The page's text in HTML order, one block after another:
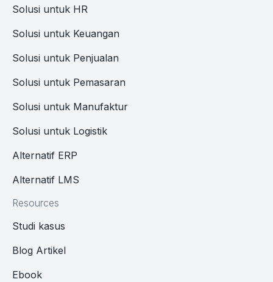
Solusi untuk HR
Solusi untuk Keuangan
Solusi untuk Penjualan
Solusi untuk Pemasaran
Solusi untuk Manufaktur
Solusi untuk Logistik
Alternatif ERP
Alternatif LMS
Resources
Studi kasus
Blog Artikel
Ebook